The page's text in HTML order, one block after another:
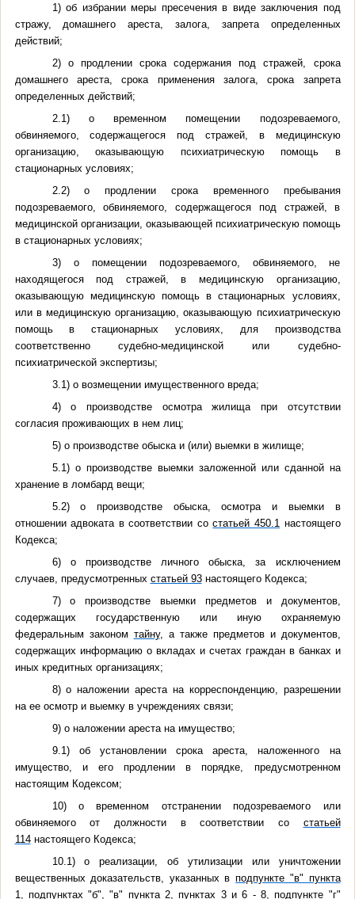
1) об избрании меры пресечения в виде заключения под
стражу, домашнего ареста, залога, запрета определенных
действий;
2) о продлении срока содержания под стражей, срока
домашнего ареста, срока применения залога, срока запрета
определенных действий;
2.1) о временном помещении подозреваемого,
обвиняемого, содержащегося под стражей, в медицинскую
организацию, оказывающую психиатрическую помощь в
стационарных условиях;
2.2) о продлении срока временного пребывания
подозреваемого, обвиняемого, содержащегося под стражей, в
медицинской организации, оказывающей психиатрическую помощь
в стационарных условиях;
3) о помещении подозреваемого, обвиняемого, не
находящегося под стражей, в медицинскую организацию,
оказывающую медицинскую помощь в стационарных условиях,
или в медицинскую организацию, оказывающую психиатрическую
помощь в стационарных условиях, для производства
соответственно судебно-медицинской или судебно-
психиатрической экспертизы;
3.1) о возмещении имущественного вреда;
4) о производстве осмотра жилища при отсутствии
согласия проживающих в нем лиц;
5) о производстве обыска и (или) выемки в жилище;
5.1) о производстве выемки заложенной или сданной на
хранение в ломбард вещи;
5.2) о производстве обыска, осмотра и выемки в
отношении адвоката в соответствии состатьей 450.1 настоящего
Кодекса;
6) о производстве личного обыска, за исключением
случаев, предусмотренных статьей 93настоящего Кодекса;
7) о производстве выемки предметов и документов,
содержащих государственную или иную охраняемую
федеральным законом тайну, а также предметов и документов,
содержащих информацию о вкладах и счетах граждан в банках и
иных кредитных организациях;
8) о наложении ареста на корреспонденцию, разрешении
на ее осмотр и выемку в учреждениях связи;
9) о наложении ареста на имущество;
9.1) об установлении срока ареста, наложенного на
имущество, и его продлении в порядке, предусмотренном
настоящим Кодексом;
10) о временном отстранении подозреваемого или
обвиняемого от должности в соответствии со статьей
114настоящего Кодекса;
10.1) о реализации, об утилизации или уничтожении
вещественных доказательств, указанных вподпункте "в" пункта
1
подпунктах "б" ,"в" пункта 2 ,пунктах 3и6 - 8,подпункте "г"